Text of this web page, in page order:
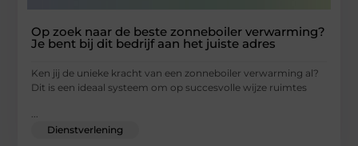
Op zoek naar de beste zonneboiler verwarming?
Je bent bij dit bedrijf aan het juiste adres
Ken jij de unieke kracht van een zonneboiler verwarming al?
Dit is een ideaal systeem om op succesvolle wijze ruimtes
Dienstverlening